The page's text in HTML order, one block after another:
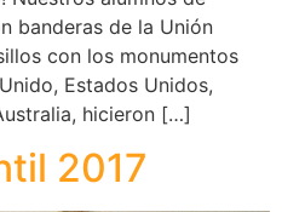
banderas de la Unión
con los monumentos
Estados Unidos,
hicieron […]
2017